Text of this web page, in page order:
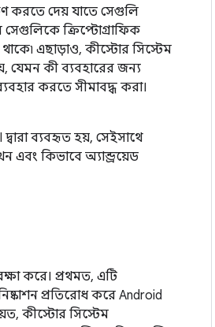
করতে দেয় যাতে সেগুলি
ক্রিপ্টোগ্রাফিক
এছাড়াও, কীস্টোর সিস্টেম
যেমন কী ব্যবহারের জন্য
করতে সীমাবদ্ধ করা।
দ্বারা ব্যবহৃত হয়, সেইসাথে
এবং কিভাবে অ্যান্ড্রয়েড
করে। প্রথমত, এটি
প্রতিরোধ করে Android
কীস্টোর সিস্টেম